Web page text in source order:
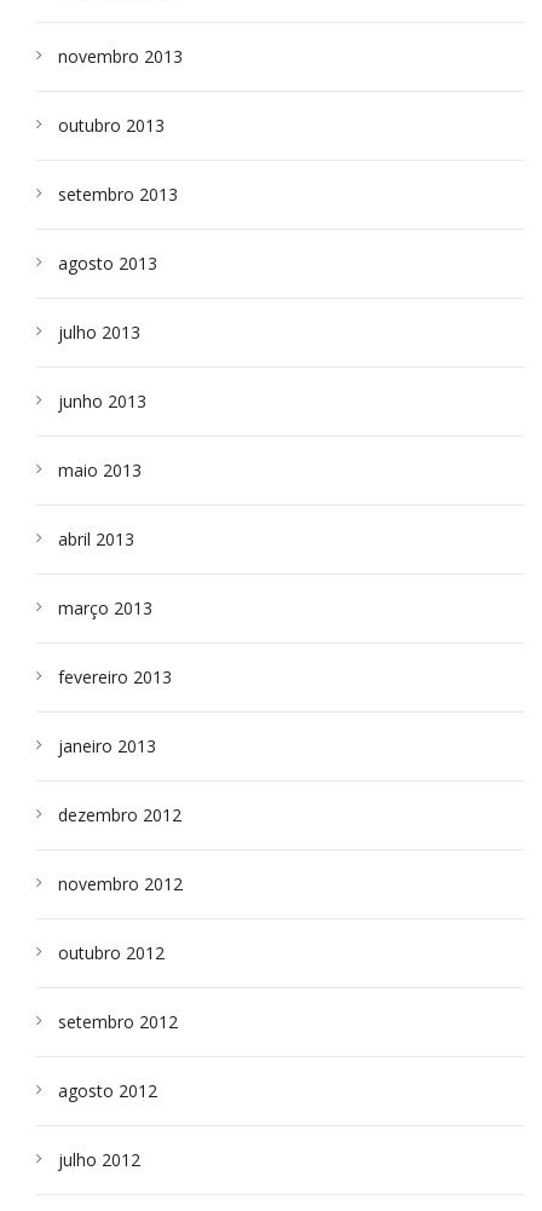
novembro 2013
outubro 2013
setembro 2013
agosto 2013
julho 2013
junho 2013
maio 2013
abril 2013
março 2013
fevereiro 2013
janeiro 2013
dezembro 2012
novembro 2012
outubro 2012
setembro 2012
agosto 2012
julho 2012